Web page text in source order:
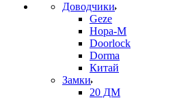
Доводчики
Geze
Нора-М
Doorlock
Dorma
Китай
Замки
20 ДМ